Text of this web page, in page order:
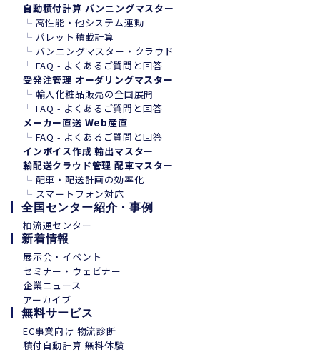
自動積付計算 バンニングマスター
└ 高性能・他システム連動
└ パレット積載計算
└ バンニングマスター・クラウド
└ FAQ - よくあるご質問と回答
受発注管理 オーダリングマスター
└ 輸入化粧品販売の全国展開
└ FAQ - よくあるご質問と回答
メーカー直送 Web産直
└ FAQ - よくあるご質問と回答
インボイス作成 輸出マスター
輸配送クラウド管理 配車マスター
└ 配車・配送計画の効率化
└ スマートフォン対応
全国センター紹介・事例
柏流通センター
新着情報
展示会・イベント
セミナー・ウェビナー
企業ニュース
アーカイブ
無料サービス
EC事業向け 物流診断
積付自動計算 無料体験